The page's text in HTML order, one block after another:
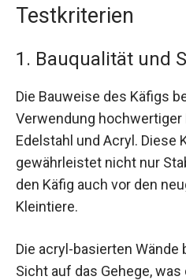
Testkriterien
1. Bauqualität und
Die Bauweise des Käfigs
Verwendung hochwertiger
Edelstahl und Acryl. Diese
gewährleistet nicht nur
den Käfig auch vor den
Kleintiere.
Die acryl-basierten Wände
Sicht auf das Gehege,